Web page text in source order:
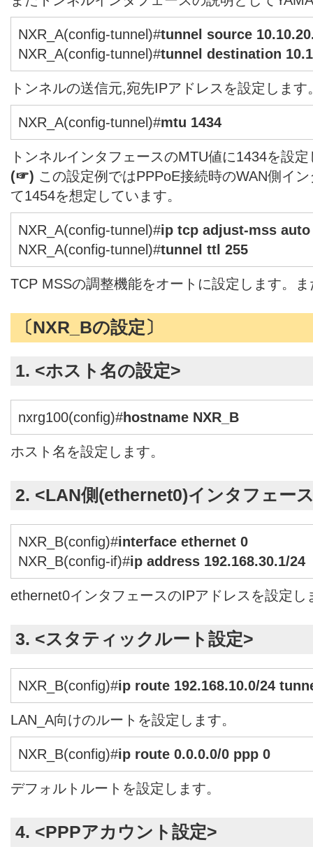
NXR_A(config-tunnel)#tunnel source
NXR_A(config-tunnel)#tunnel destination
トンネルの送信元,宛先IPアドレスを設定します
NXR_A(config-tunnel)#mtu 1434
トンネルインタフェースのMTU値に1434を設
(☞) この設定例ではPPPoE接続時のWAN側イ
て1454を想定しています。
NXR_A(config-tunnel)#ip tcp adjust-mss auto
NXR_A(config-tunnel)#tunnel ttl 255
TCP MSSの調整機能をオートに設定します。
〔NXR_Bの設定〕
1. <ホスト名の設定>
nxrg100(config)#hostname NXR_B
ホスト名を設定します。
2. <LAN側(ethernet0)インタフェー
NXR_B(config)#interface ethernet 0
NXR_B(config-if)#ip address 192.168.30.1/24
ethernet0インタフェースのIPアドレスを設定し
3. <スタティックルート設定>
NXR_B(config)#ip route 192.168.10.0/24
LAN_A向けのルートを設定します。
NXR_B(config)#ip route 0.0.0.0/0 ppp 0
デフォルトルートを設定します。
4. <PPPアカウント設定>